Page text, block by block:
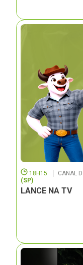
18H15 CANAL
(SP)
LANCE NA TV